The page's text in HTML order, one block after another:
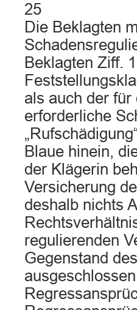
25
Die Beklagten
Beklagten Ziff.
als auch der
erforderliche
Blaue hinein,
der Klägerin
Versicherung
deshalb nichts
regulierenden
Gegenstand